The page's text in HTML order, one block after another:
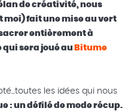
de créativité, nous
moi) fait une mise au vert
entièrement à
sera joué au Bitume
les idées qui nous
: un défilé de mode récup.